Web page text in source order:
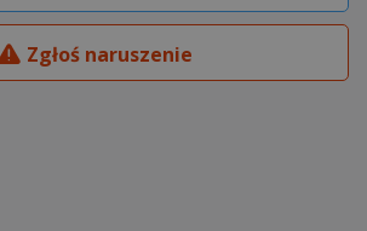
Zgłoś naruszenie